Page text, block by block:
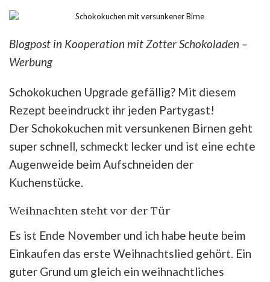
Blogpost in Kooperation mit Zotter Schokoladen –
Werbung
Schokokuchen Upgrade gefällig? Mit diesem
Rezept beeindruckt ihr jeden Partygast!
Der Schokokuchen mit versunkenen Birnen geht
super schnell, schmeckt lecker und ist eine echte
Augenweide beim Aufschneiden der
Kuchenstücke.
Weihnachten steht vor der Tür
Es ist Ende November und ich habe heute beim
Einkaufen das erste Weihnachtslied gehört. Ein
guter Grund um gleich ein weihnachtliches